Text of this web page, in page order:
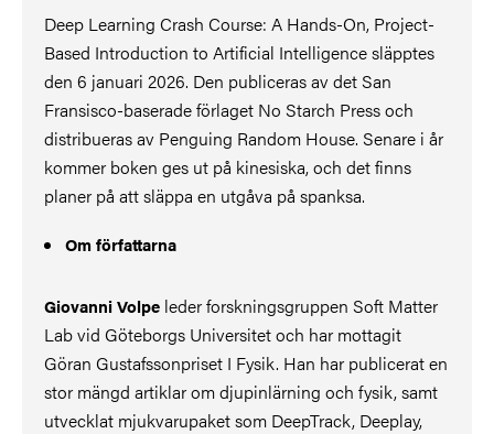
Deep Learning Crash Course: A Hands-On, Project-
Based Introduction to Artificial Intelligence släpptes
den 6 januari 2026. Den publiceras av det San
Fransisco-baserade förlaget No Starch Press och
distribueras av Penguing Random House. Senare i år
kommer boken ges ut på kinesiska, och det finns
planer på att släppa en utgåva på spanksa.
Om författarna
Giovanni Volpe leder forskningsgruppen Soft Matter
Lab vid Göteborgs Universitet och har mottagit
Göran Gustafssonpriset I Fysik. Han har publicerat en
stor mängd artiklar om djupinlärning och fysik, samt
utvecklat mjukvarupaket som DeepTrack, Deeplay,